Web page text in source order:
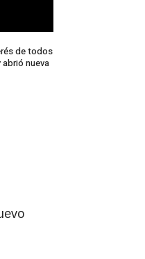
de todos
nueva